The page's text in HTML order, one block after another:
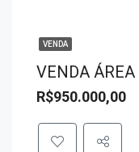
VENDA
VENDA
R$950.000,00